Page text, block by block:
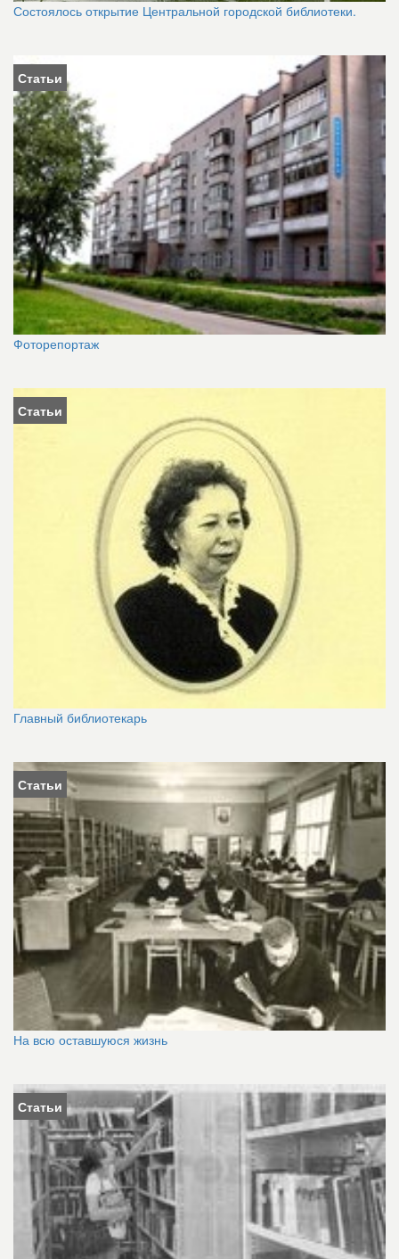
Состоялось открытие Центральной городской библиотеки.
Статьи
Фоторепортаж
Статьи
Главный библиотекарь
Статьи
На всю оставшуюся жизнь
Статьи